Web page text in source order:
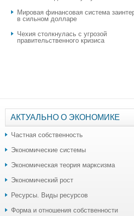
Мировая финансовая система
в сильном долларе
Чехия столкнулась с угрозой
правительственного кризиса
АКТУАЛЬНО О ЭКОНОМИКЕ
Частная собственность
Экономические системы
Экономическая теория марксизма
Экономический рост
Ресурсы. Виды ресурсов
Форма и отношения собственности